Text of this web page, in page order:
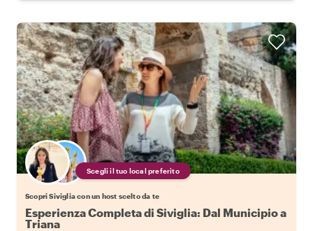
Scegli il tuo local preferito
Scopri Siviglia con un host scelto da te
Esperienza Completa di Siviglia: Dal Municipio a
Triana